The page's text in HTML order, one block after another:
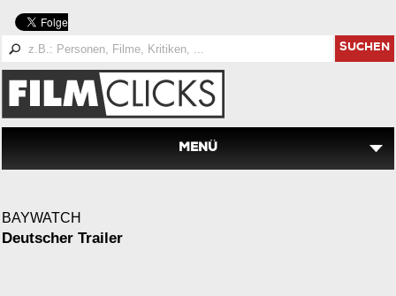
SUCHEN
MENÜ
BAYWATCH
Deutscher Trailer